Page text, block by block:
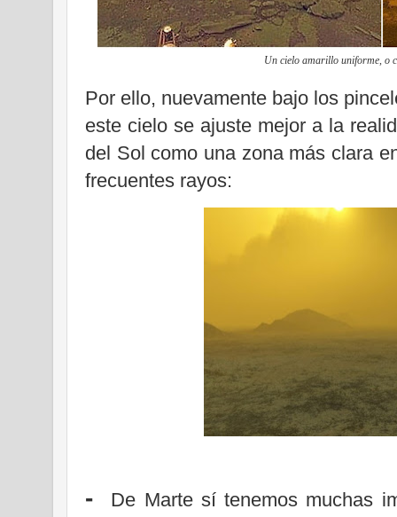
Un cielo amarillo uniforme, o
Por ello, nuevamente bajo los
este cielo se ajuste mejor a la
del Sol como una zona más clara
frecuentes rayos:
-
De Marte sí tenemos muchas